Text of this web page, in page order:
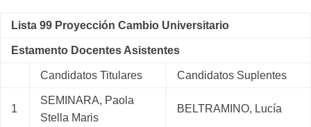
Lista 99 Proyección Cambio Universitario
Estamento Docentes Asistentes
Candidatos Titulares Candidatos Suplentes
1
SEMINARA, Paola
Stella Maris
BELTRAMINO, Lucía